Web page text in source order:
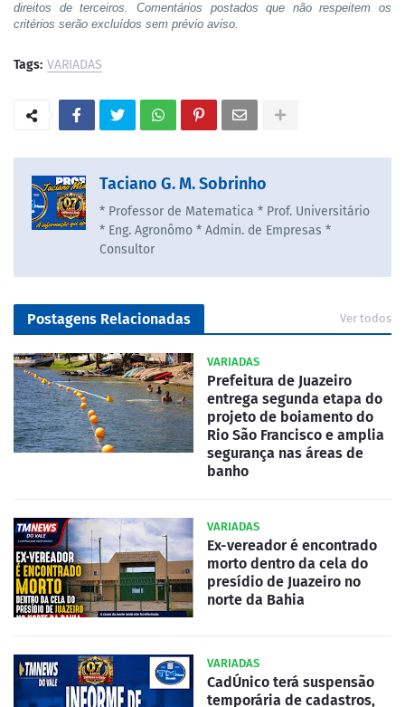
direitos de terceiros. Comentários postados que não respeitem os
critérios serão excluídos sem prévio aviso.
Tags: VARIADAS
Taciano G. M. Sobrinho
* Professor de Matematica * Prof. Universitário
* Eng. Agronômo * Admin. de Empresas *
Consultor
Postagens Relacionadas Ver todos
VARIADAS
Prefeitura de Juazeiro
entrega segunda etapa do
projeto de boiamento do
Rio São Francisco e amplia
segurança nas áreas de
banho
VARIADAS
Ex-vereador é encontrado
morto dentro da cela do
presídio de Juazeiro no
norte da Bahia
VARIADAS
CadÚnico terá suspensão
temporária de cadastros,